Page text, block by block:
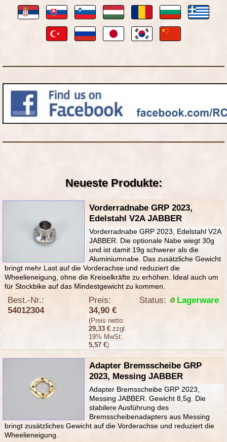
Neueste Produkte:
Vorderradnabe GRP 2023,
Edelstahl V2A JABBER
Vorderradnabe GRP 2023, Edelstahl V2A
JABBER. Die optionale Nabe wiegt 30g
und ist damit 19g schwerer als die
Aluminiumnabe. Das zusätzliche Gewicht
bringt mehr Last auf die Vorderachse und reduziert die
Wheelieneigung, ohne die Kreiselkräfte zu erhöhen. Ideal auch um
für Stockbike auf das Mindestgewicht zu kommen.
Best.-Nr.:
54012304
Status: Lagerware
Preis:
34,90 €
(Preis netto:
29,33 € zzgl.
19% MwSt:
5,57 €)
Adapter Bremsscheibe GRP
2023, Messing JABBER
Adapter Bremsscheibe GRP 2023,
Messing JABBER. Gewicht 8,5g. Die
stabilere Ausführung des
Bremsscheibenadapters aus Messing
bringt zusätzliches Gewicht auf die Vorderachse und reduziert die
Wheelieneigung.